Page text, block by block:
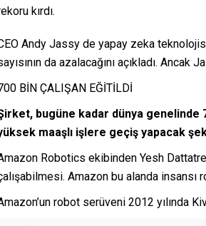
kırdı.
Andy Jassy de yapay zeka
da azalacağını açıkladı.
BİN ÇALIŞAN EĞİTİLDİ
bugüne kadar dünya genelinde
maaşlı işlere geçiş yapacak
Robotics ekibinden Yesh
Amazon bu alanda
robot serüveni 2012 yılında